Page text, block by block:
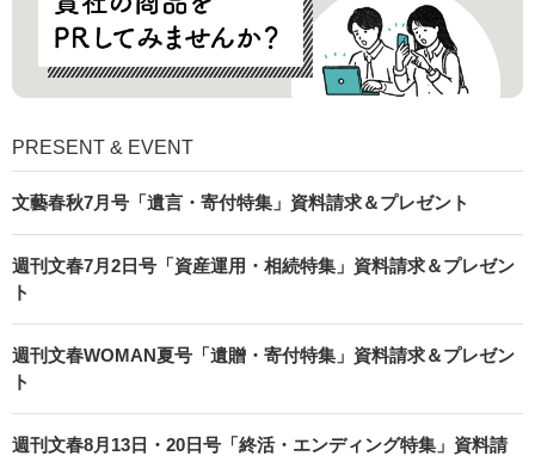
PRESENT & EVENT
文藝春秋7月号「遺言・寄付特集」資料請求＆プレゼント
週刊文春7月2日号「資産運用・相続特集」資料請求＆プレゼン
ト
週刊文春WOMAN夏号「遺贈・寄付特集」資料請求＆プレゼン
ト
週刊文春8月13日・20日号「終活・エンディング特集」資料請